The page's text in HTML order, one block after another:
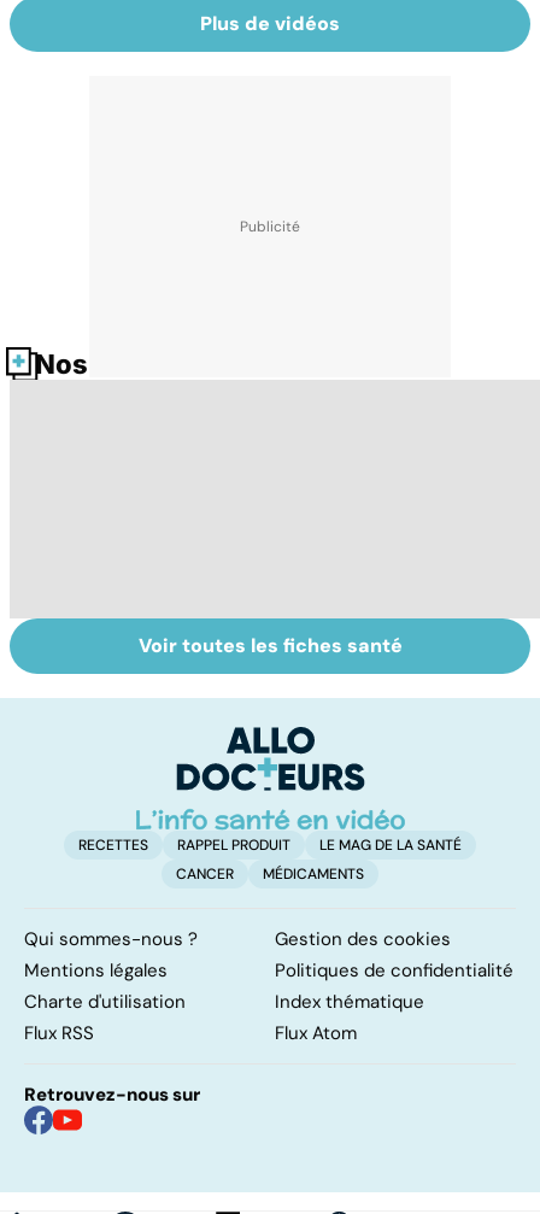
Plus de vidéos
Nos fiches santé
Post-partum : un
bouleversement
Gynéco : un suivi
pour la vie
Voir toutes les fiches santé
RECETTES RAPPEL PRODUIT
LE MAG DE LA SANTÉ
CANCER
MÉDICAMENTS
Qui sommes-nous ?
Gestion des cookies
Mentions légales
Politiques de confidentialité
Charte d'utilisation
Index thématique
Flux RSS
Flux Atom
Retrouvez-nous sur